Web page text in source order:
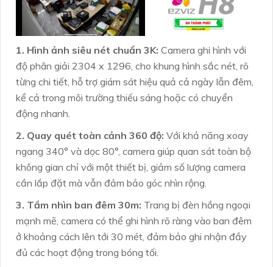
1. Hình ảnh siêu nét chuẩn 3K: Camera ghi hình với
độ phân giải 2304 x 1296, cho khung hình sắc nét, rõ
từng chi tiết, hỗ trợ giám sát hiệu quả cả ngày lẫn đêm,
kể cả trong môi trường thiếu sáng hoặc có chuyển
động nhanh.
2. Quay quét toàn cảnh 360 độ: Với khả năng xoay
ngang 340° và dọc 80°, camera giúp quan sát toàn bộ
không gian chỉ với một thiết bị, giảm số lượng camera
cần lắp đặt mà vẫn đảm bảo góc nhìn rộng.
3. Tầm nhìn ban đêm 30m: Trang bị đèn hồng ngoại
mạnh mẽ, camera có thể ghi hình rõ ràng vào ban đêm
ở khoảng cách lên tới 30 mét, đảm bảo ghi nhận đầy
đủ các hoạt động trong bóng tối.